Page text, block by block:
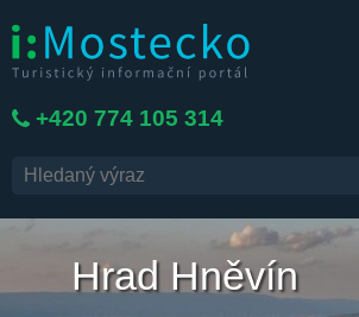
+420 774 105 314
Hrad Hněvín